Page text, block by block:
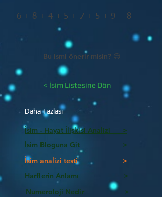
6 + 8 + 4 + 5 + 7 + 5 + 9 = 8
Bu ismi önerir misin? 😊
< İsim Listesine Dön
Daha Fazlası
İsim - Hayat İlişkisi Analizi >
İsim Bloguna Git >
İsim analizi testi >
Harflerin Anlamı >
Numeroloji Nedir_________ >